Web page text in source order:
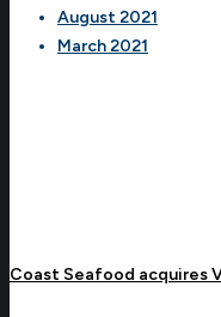
August 2021
March 2021
Coast Seafood acquires